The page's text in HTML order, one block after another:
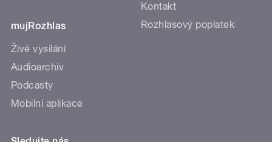
mujRozhlas
Živé vysílání
Audioarchiv
Podcasty
Mobilní aplikace
Kontakt
Rozhlasový poplatek